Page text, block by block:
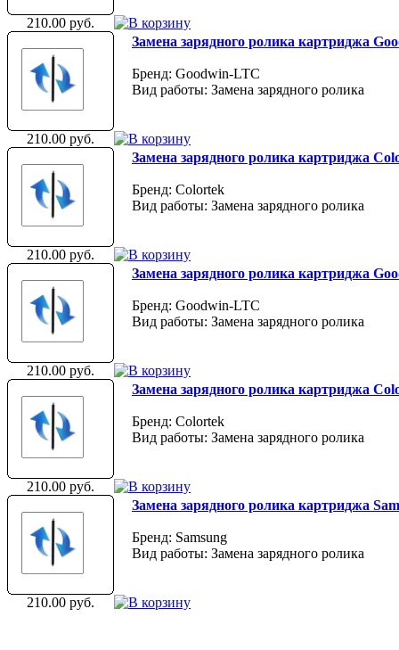
210.00 руб.
Замена зарядного ролика картриджа
Бренд: Goodwin-LTC
Вид работы: Замена зарядного ролика
210.00 руб.
Замена зарядного ролика картриджа
Бренд: Colortek
Вид работы: Замена зарядного ролика
210.00 руб.
Замена зарядного ролика картриджа
Бренд: Goodwin-LTC
Вид работы: Замена зарядного ролика
210.00 руб.
Замена зарядного ролика картриджа
Бренд: Colortek
Вид работы: Замена зарядного ролика
210.00 руб.
Замена зарядного ролика картриджа
Бренд: Samsung
Вид работы: Замена зарядного ролика
210.00 руб.